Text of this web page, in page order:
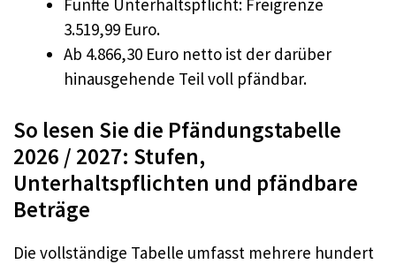
Fünfte Unterhaltspflicht: Freigrenze
3.519,99 Euro.
Ab 4.866,30 Euro netto ist der darüber
hinausgehende Teil voll pfändbar.
So lesen Sie die Pfändungstabelle
2026 / 2027: Stufen,
Unterhaltspflichten und pfändbare
Beträge
Die vollständige Tabelle umfasst mehrere hundert